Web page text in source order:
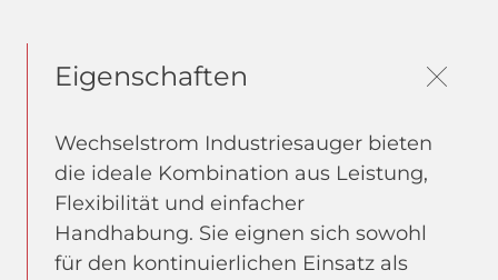
Eigenschaften
Wechselstrom Industriesauger bieten
die ideale Kombination aus Leistung,
Flexibilität und einfacher
Handhabung. Sie eignen sich sowohl
für den kontinuierlichen Einsatz als